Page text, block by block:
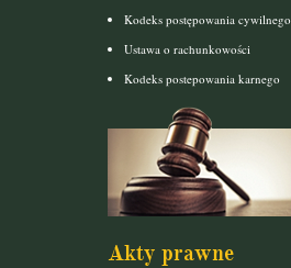
Kodeks postępowania cywilnego
Ustawa o rachunkowości
Kodeks postepowania karnego
Akty prawne